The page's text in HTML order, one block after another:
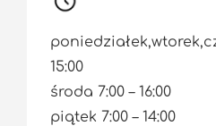
15:00
środa 7:00 – 16:00
piątek 7:00 – 14:00